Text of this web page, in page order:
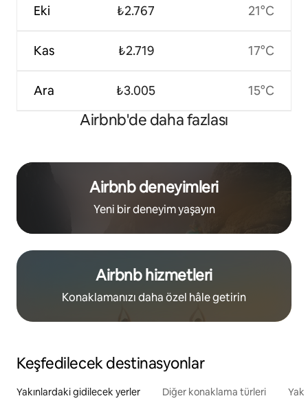
Eki
Kas
Ara
₺2.767
₺2.719
₺3.005
21°C
17°C
15°C
Airbnb'de daha fazlası
Airbnb deneyimleri
Yeni bir deneyim yaşayın
Airbnb hizmetleri
Konaklamanızı daha özel hâle getirin
Keşfedilecek destinasyonlar
Yakınlardaki gidilecek yerler Diğer konaklama türleri